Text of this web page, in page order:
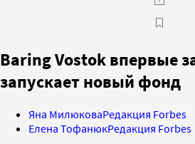
Baring Vostok впервые
запускает новый фонд
Яна МилюковаРедакция Forbes
Елена ТофанюкРедакция Forbes